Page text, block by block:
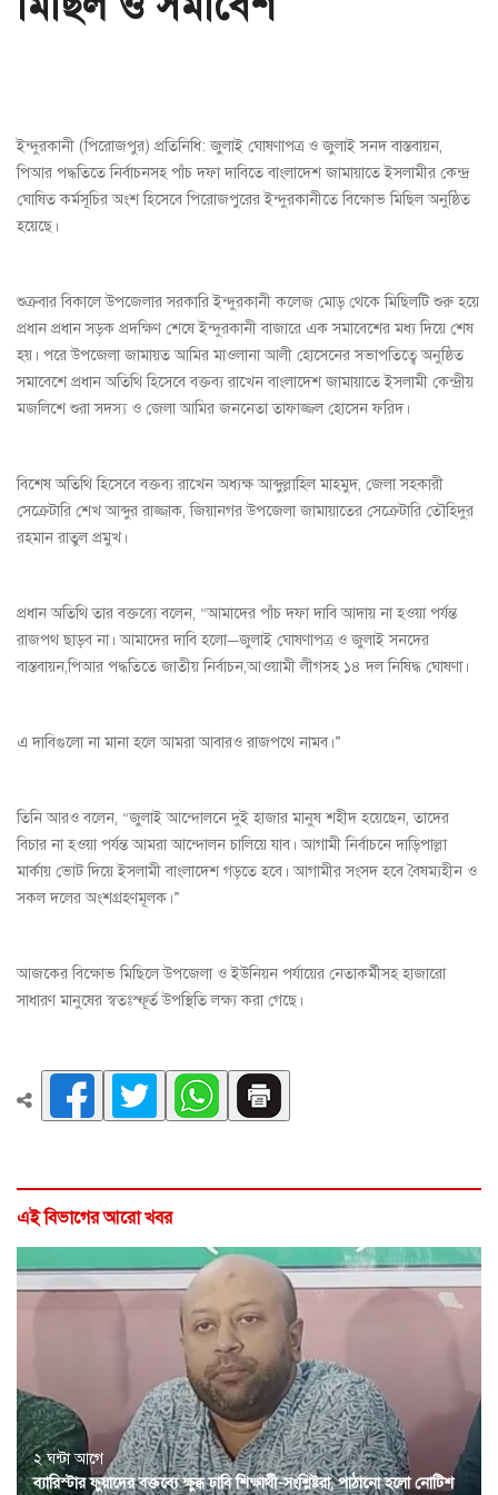
ইন্দুরকানী (পিরোজপুর) প্রতিনিধি: জুলাই ঘোষণাপত্র ও জুলাই সনদ বাস্তবায়ন,
পিআর পদ্ধতিতে নির্বাচনসহ পাঁচ দফা দাবিতে বাংলাদেশ জামায়াতে ইসলামীর কেন্দ্র
ঘোষিত কর্মসূচির অংশ হিসেবে পিরোজপুরের ইন্দুরকানীতে বিক্ষোভ মিছিল অনুষ্ঠিত
হয়েছে।
শুক্রবার বিকালে উপজেলার সরকারি ইন্দুরকানী কলেজ মোড় থেকে মিছিলটি শুরু হয়ে
প্রধান প্রধান সড়ক প্রদক্ষিণ শেষে ইন্দুরকানী বাজারে এক সমাবেশের মধ্য দিয়ে শেষ
হয়। পরে উপজেলা জামায়ত আমির মাওলানা আলী হোসেনের সভাপতিত্বে অনুষ্ঠিত
সমাবেশে প্রধান অতিথি হিসেবে বক্তব্য রাখেন বাংলাদেশ জামায়াতে ইসলামী কেন্দ্রীয়
মজলিশে শুরা সদস্য ও জেলা আমির জননেতা তাফাজ্জল হোসেন ফরিদ।
বিশেষ অতিথি হিসেবে বক্তব্য রাখেন অধ্যক্ষ আব্দুল্লাহিল মাহমুদ, জেলা সহকারী
সেক্রেটারি শেখ আব্দুর রাজ্জাক, জিয়ানগর উপজেলা জামায়াতের সেক্রেটারি তৌহিদুর
রহমান রাতুল প্রমুখ।
প্রধান অতিথি তার বক্তব্যে বলেন, “আমাদের পাঁচ দফা দাবি আদায় না হওয়া পর্যন্ত
রাজপথ ছাড়ব না। আমাদের দাবি হলো—জুলাই ঘোষণাপত্র ও জুলাই সনদের
বাস্তবায়ন,পিআর পদ্ধতিতে জাতীয় নির্বাচন,আওয়ামী লীগসহ ১৪ দল নিষিদ্ধ ঘোষণা।
এ দাবিগুলো না মানা হলে আমরা আবারও রাজপথে নামব।”
তিনি আরও বলেন, “জুলাই আন্দোলনে দুই হাজার মানুষ শহীদ হয়েছেন, তাদের
বিচার না হওয়া পর্যন্ত আমরা আন্দোলন চালিয়ে যাব। আগামী নির্বাচনে দাড়িপাল্লা
মার্কায় ভোট দিয়ে ইসলামী বাংলাদেশ গড়তে হবে। আগামীর সংসদ হবে বৈষম্যহীন ও
সকল দলের অংশগ্রহণমূলক।”
আজকের বিক্ষোভ মিছিলে উপজেলা ও ইউনিয়ন পর্যায়ের নেতাকর্মীসহ হাজারো
সাধারণ মানুষের স্বতঃস্ফূর্ত উপস্থিতি লক্ষ্য করা গেছে।
এই বিভাগের আরো খবর
২ ঘন্টা আগে
ব্যারিস্টার ফুয়াদের বক্তব্যে ক্ষুব্ধ ঢাবি শিক্ষার্থী-সংশ্লিষ্টরা, পাঠানো হলো নোটিশ